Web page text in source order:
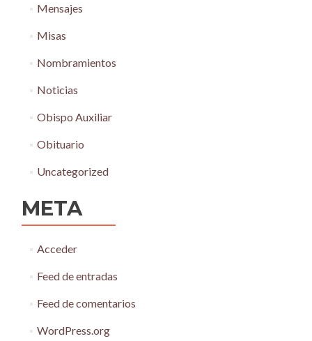
Mensajes
Misas
Nombramientos
Noticias
Obispo Auxiliar
Obituario
Uncategorized
META
Acceder
Feed de entradas
Feed de comentarios
WordPress.org